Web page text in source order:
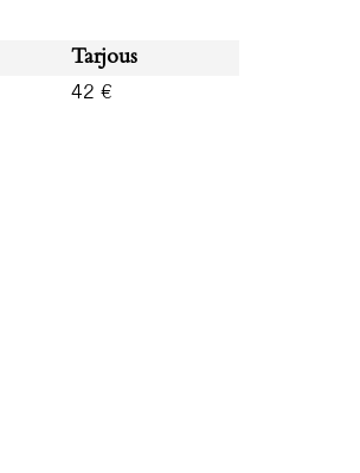
Tarjous
42 €